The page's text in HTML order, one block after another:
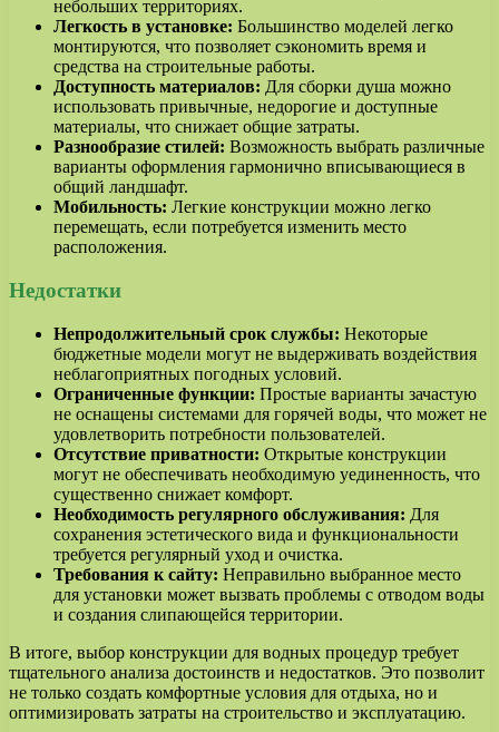
небольших территориях.
Легкость в установке: Большинство моделей легко
монтируются, что позволяет сэкономить время и
средства на строительные работы.
Доступность материалов: Для сборки душа можно
использовать привычные, недорогие и доступные
материалы, что снижает общие затраты.
Разнообразие стилей: Возможность выбрать различные
варианты оформления гармонично вписывающиеся в
общий ландшафт.
Мобильность: Легкие конструкции можно легко
перемещать, если потребуется изменить место
расположения.
Недостатки
Непродолжительный срок службы: Некоторые
бюджетные модели могут не выдерживать воздействия
неблагоприятных погодных условий.
Ограниченные функции: Простые варианты зачастую
не оснащены системами для горячей воды, что может не
удовлетворить потребности пользователей.
Отсутствие приватности: Открытые конструкции
могут не обеспечивать необходимую уединенность, что
существенно снижает комфорт.
Необходимость регулярного обслуживания: Для
сохранения эстетического вида и функциональности
требуется регулярный уход и очистка.
Требования к сайту: Неправильно выбранное место
для установки может вызвать проблемы с отводом воды
и создания слипающейся территории.
В итоге, выбор конструкции для водных процедур требует
тщательного анализа достоинств и недостатков. Это позволит
не только создать комфортные условия для отдыха, но и
оптимизировать затраты на строительство и эксплуатацию.